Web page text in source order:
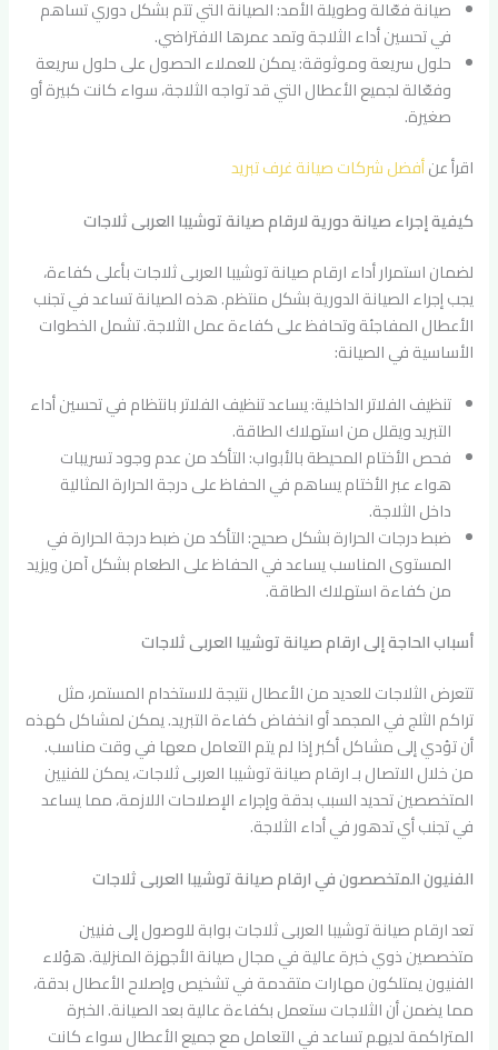
صيانة فعّالة وطويلة الأمد: الصيانة التي تتم بشكل دوري تساهم
في تحسين أداء الثلاجة وتمد عمرها الافتراضي.
حلول سريعة وموثوقة: يمكن للعملاء الحصول على حلول سريعة
وفعّالة لجميع الأعطال التي قد تواجه الثلاجة، سواء كانت كبيرة أو
صغيرة.
اقرأ عنأفضل شركات صيانة غرف تبريد
كيفية إجراء صيانة دورية لارقام صيانة توشيبا العربى ثلاجات
لضمان استمرار أداء ارقام صيانة توشيبا العربى ثلاجات بأعلى كفاءة،
يجب إجراء الصيانة الدورية بشكل منتظم. هذه الصيانة تساعد في تجنب
الأعطال المفاجئة وتحافظ على كفاءة عمل الثلاجة. تشمل الخطوات
الأساسية في الصيانة:
تنظيف الفلاتر الداخلية: يساعد تنظيف الفلاتر بانتظام في تحسين أداء
التبريد ويقلل من استهلاك الطاقة.
فحص الأختام المحيطة بالأبواب: التأكد من عدم وجود تسريبات
هواء عبر الأختام يساهم في الحفاظ على درجة الحرارة المثالية
داخل الثلاجة.
ضبط درجات الحرارة بشكل صحيح: التأكد من ضبط درجة الحرارة في
المستوى المناسب يساعد في الحفاظ على الطعام بشكل آمن ويزيد
من كفاءة استهلاك الطاقة.
أسباب الحاجة إلى ارقام صيانة توشيبا العربى ثلاجات
تتعرض الثلاجات للعديد من الأعطال نتيجة للاستخدام المستمر، مثل
تراكم الثلج في المجمد أو انخفاض كفاءة التبريد. يمكن لمشاكل كهذه
أن تؤدي إلى مشاكل أكبر إذا لم يتم التعامل معها في وقت مناسب.
من خلال الاتصال بـ ارقام صيانة توشيبا العربى ثلاجات، يمكن للفنيين
المتخصصين تحديد السبب بدقة وإجراء الإصلاحات اللازمة، مما يساعد
في تجنب أي تدهور في أداء الثلاجة.
الفنيون المتخصصون في ارقام صيانة توشيبا العربى ثلاجات
تعد ارقام صيانة توشيبا العربى ثلاجات بوابة للوصول إلى فنيين
متخصصين ذوي خبرة عالية في مجال صيانة الأجهزة المنزلية. هؤلاء
الفنيون يمتلكون مهارات متقدمة في تشخيص وإصلاح الأعطال بدقة،
مما يضمن أن الثلاجات ستعمل بكفاءة عالية بعد الصيانة. الخبرة
المتراكمة لديهم تساعد في التعامل مع جميع الأعطال سواء كانت